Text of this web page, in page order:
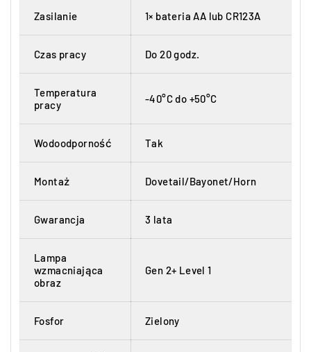
Zasilanie 1× bateria AA lub CR123A
Czas pracy Do 20 godz.
Temperatura
pracy
-40°C do +50°C
Wodoodporność Tak
Montaż Dovetail/Bayonet/Horn
Gwarancja 3 lata
Lampa
wzmacniająca
obraz
Gen 2+ Level 1
Fosfor Zielony